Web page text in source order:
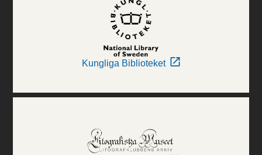
Kungliga Biblioteket